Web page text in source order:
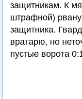
защитникам. К
штрафной)
защитника.
вратарю, но
пустые ворота